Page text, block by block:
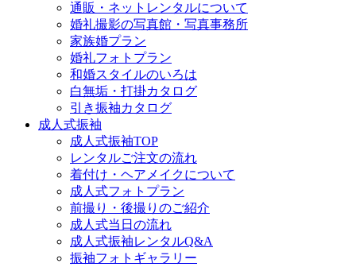
通販・ネットレンタルについて
婚礼撮影の写真館・写真事務所
家族婚プラン
婚礼フォトプラン
和婚スタイルのいろは
白無垢・打掛カタログ
引き振袖カタログ
成人式振袖
成人式振袖TOP
レンタルご注文の流れ
着付け・ヘアメイクについて
成人式フォトプラン
前撮り・後撮りのご紹介
成人式当日の流れ
成人式振袖レンタルQ&A
振袖フォトギャラリー